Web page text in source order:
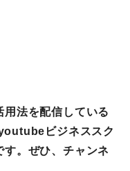
法を配信している
ビジネススク
。ぜひ、チャンネ